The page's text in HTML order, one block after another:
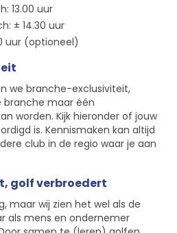
13.00 uur
± 14.30 uur
uur (optioneel)
we branche-exclusiviteit,
branche maar één
worden. Kijk hieronder of jouw
is. Kennismaken kan altijd
club in de regio waar je aan
golf verbroedert
maar wij zien het wel als de
als mens en ondernemer